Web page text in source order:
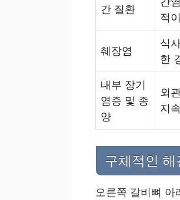
간 질환
적
췌장염
식
한
내부 장기
염증 및 종
양
외
지
구체적인 해
오른쪽 갈비뼈 아